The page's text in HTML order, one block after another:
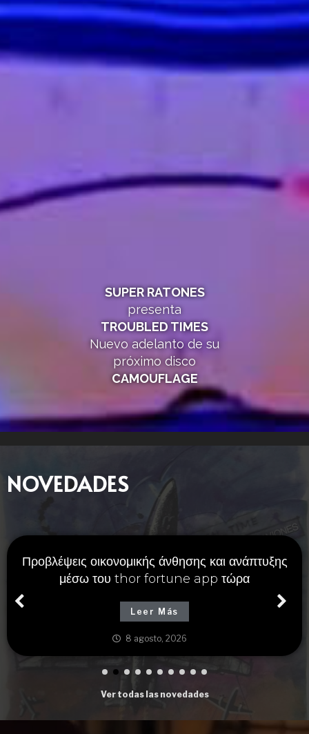
SUPER RATONES
presenta
TROUBLED TIMES
Nuevo adelanto de su
próximo disco
CAMOUFLAGE
NOVEDADES
Προβλέψεις οικονομικής άνθησης και ανάπτυξης
μέσω του thor fortune app τώρα
Leer Más
8 agosto, 2026
Ver todas las novedades